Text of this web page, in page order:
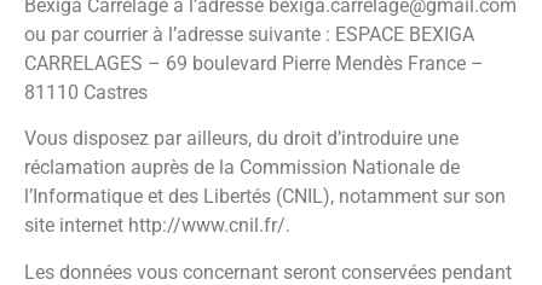
Bexiga Carrelage à l’adresse bexiga.carrelage@gmail.com
ou par courrier à l’adresse suivante : ESPACE BEXIGA
CARRELAGES – 69 boulevard Pierre Mendès France –
81110 Castres
Vous disposez par ailleurs, du droit d’introduire une
réclamation auprès de la Commission Nationale de
l’Informatique et des Libertés (CNIL), notamment sur son
site internet http://www.cnil.fr/.
Les données vous concernant seront conservées pendant